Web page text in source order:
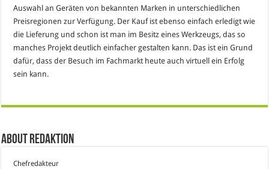
Auswahl an Geräten von bekannten Marken in unterschiedlichen
Preisregionen zur Verfügung. Der Kauf ist ebenso einfach erledigt wie
die Lieferung und schon ist man im Besitz eines Werkzeugs, das so
manches Projekt deutlich einfacher gestalten kann. Das ist ein Grund
dafür, dass der Besuch im Fachmarkt heute auch virtuell ein Erfolg
sein kann.
About Redaktion
Chefredakteur